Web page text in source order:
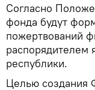
Согласно
фонда будут
пожертвований
распорядителем
республики.
Целью создания